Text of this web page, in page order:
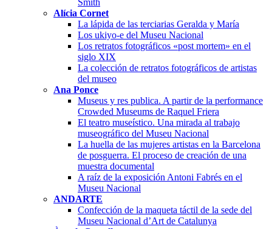
Alícia Cornet
La lápida de las terciarias Geralda y María
Los ukiyo-e del Museu Nacional
Los retratos fotográficos «post mortem» en el
siglo XIX
La colección de retratos fotográficos de artistas
del museo
Ana Ponce
Museus y res publica. A partir de la performance
Crowded Museums de Raquel Friera
El teatro museístico. Una mirada al trabajo
museográfico del Museu Nacional
La huella de las mujeres artistas en la Barcelona
de posguerra. El proceso de creación de una
muestra documental
A raíz de la exposición Antoni Fabrés en el
Museu Nacional
ANDARTE
Confección de la maqueta táctil de la sede del
Museu Nacional d’Art de Catalunya